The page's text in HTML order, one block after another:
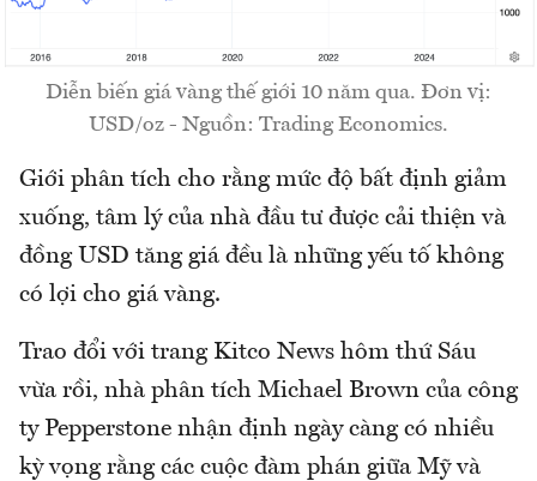
Diễn biến giá vàng thế giới 10 năm qua. Đơn vị:
USD/oz - Nguồn: Trading Economics.
Giới phân tích cho rằng mức độ bất định giảm
xuống, tâm lý của nhà đầu tư được cải thiện và
đồng USD tăng giá đều là những yếu tố không
có lợi cho giá vàng.
Trao đổi với trang Kitco News hôm thứ Sáu
vừa rồi, nhà phân tích Michael Brown của công
ty Pepperstone nhận định ngày càng có nhiều
kỳ vọng rằng các cuộc đàm phán giữa Mỹ và